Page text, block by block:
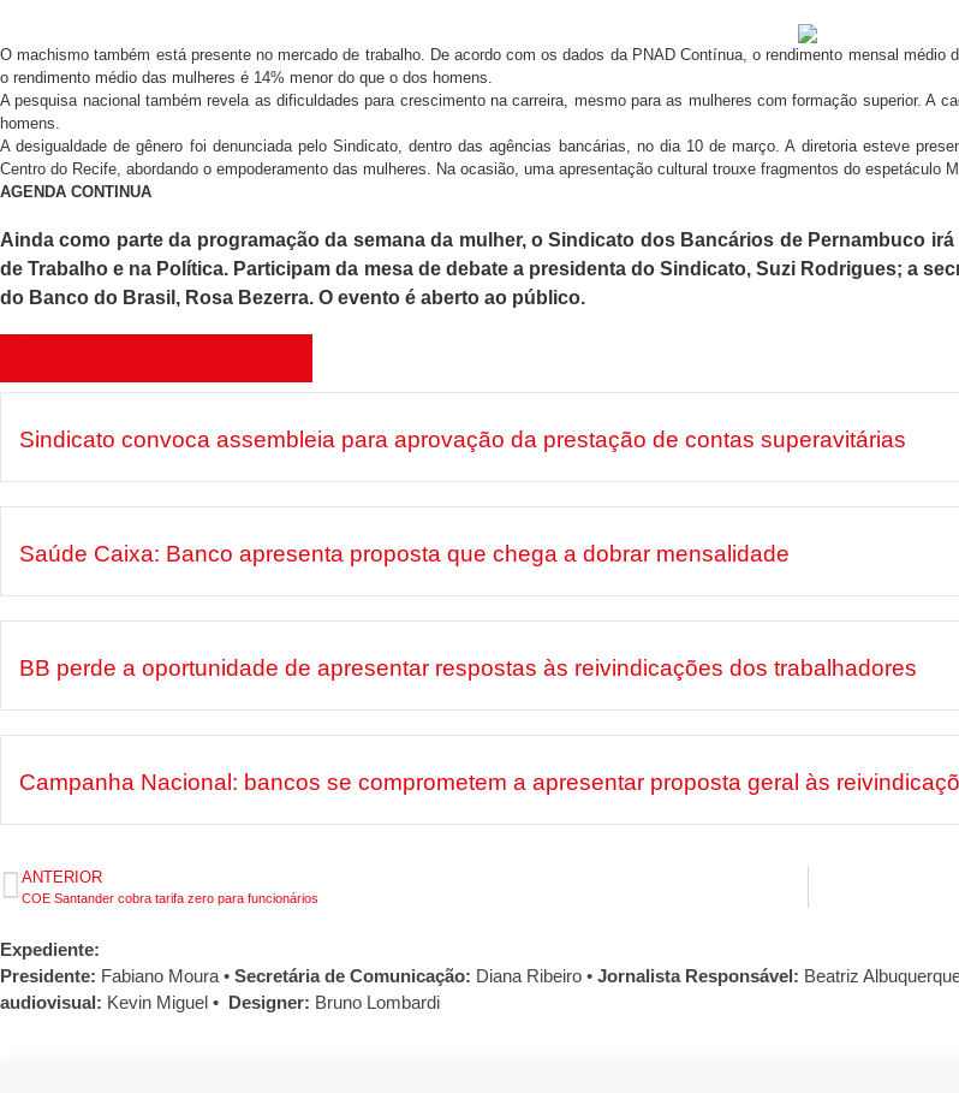
O machismo também está presente no mercado de trabalho. De acordo com os dados da PNAD Contínua, o rendimento mensal
o rendimento médio das mulheres é 14% menor do que o dos homens.
A pesquisa nacional também revela as dificuldades para crescimento na carreira, mesmo para as mulheres com formação superior. A
homens.
A desigualdade de gênero foi denunciada pelo Sindicato, dentro das agências bancárias, no dia 10 de março. A diretoria esteve
Centro do Recife, abordando o empoderamento das mulheres. Na ocasião, uma apresentação cultural trouxe fragmentos do espetáculo
AGENDA CONTINUA
Ainda como parte da programação da semana da mulher, o Sindicato dos Bancários de Pernambuco
de Trabalho e na Política. Participam da mesa de debate a presidenta do Sindicato, Suzi Rodrigues; a
do Banco do Brasil, Rosa Bezerra. O evento é aberto ao público.
Sindicato convoca assembleia para aprovação da prestação de contas superavitárias
Saúde Caixa: Banco apresenta proposta que chega a dobrar mensalidade
BB perde a oportunidade de apresentar respostas às reivindicações dos trabalhadores
Campanha Nacional: bancos se comprometem a apresentar proposta geral às
ANTERIOR
COE Santander cobra tarifa zero para funcionários
Expediente:
Presidente: Fabiano Moura • Secretária de Comunicação: Diana Ribeiro • Jornalista Responsável: Beatriz
audiovisual: Kevin Miguel • Designer: Bruno Lombardi